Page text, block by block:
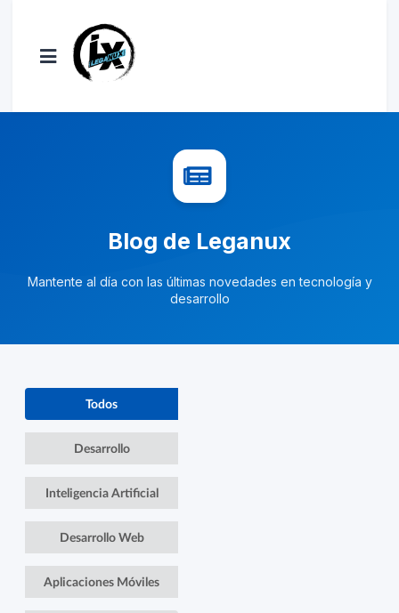
Blog de Leganux
Mantente al día con las últimas novedades en tecnología y
desarrollo
Todos
Desarrollo
Inteligencia Artificial
Desarrollo Web
Aplicaciones Móviles